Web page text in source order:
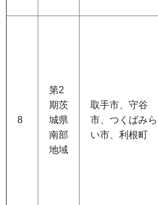
8
第2
期茨
城県
南部
地域
取手市、守谷
市、つくばみら
い市、利根町